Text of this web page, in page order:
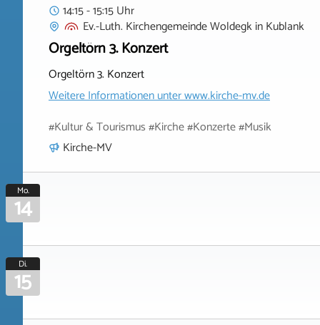
14:15 - 15:15 Uhr
Ev.-Luth. Kirchengemeinde WoldegkinKublank
Orgeltörn 3. Konzert
Orgeltörn 3. Konzert
Weitere Informationen unterwww.kirche-mv.de
#Kultur & Tourismus #Kirche #Konzerte #Musik
Kirche-MV
Mo.
14
Di.
15